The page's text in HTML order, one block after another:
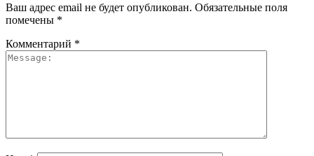
Ваш адрес email не будет опубликован. Обязательные поля
помечены *
Комментарий *